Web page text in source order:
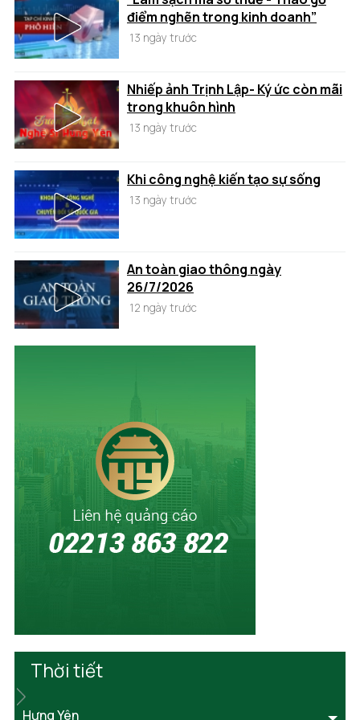
điểm nghẽn trong kinh doanh”
13 ngày trước
Nhiếp ảnh Trịnh Lập- Ký ức còn mãi
trong khuôn hình
13 ngày trước
Khi công nghệ kiến tạo sự sống
13 ngày trước
An toàn giao thông ngày
26/7/2026
12 ngày trước
Thời tiết
Hưng Yên